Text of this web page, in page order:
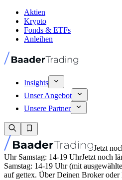
Aktien
Krypto
Fonds & ETFs
Anleihen
Insights
Unser Angebot
Unsere Partner
Jetzt
Uhr Samstag: 14-19 UhrJetzt noch
Samstag: 14-19 Uhr (mit
auf gettex. Über Deinen Broker oder